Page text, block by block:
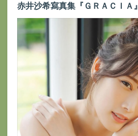
赤井沙希寫真集『ＧＲＡＣＩＡ』